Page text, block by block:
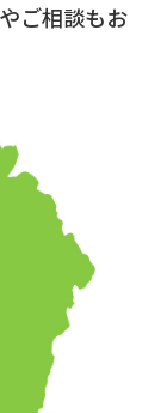
ご相談もお